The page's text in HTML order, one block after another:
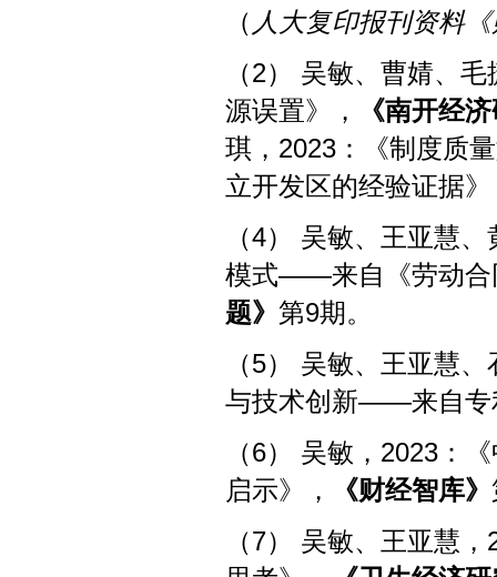
（ 人大复印报刊资料
（2） 吴敏、曹婧、
源误置》，
《南开经
琪，2023：《制度质
立开发区的经验证据》
（4） 吴敏、王亚慧
模式——来自《劳动合
题》 第9期。
（5） 吴敏、王亚慧
与技术创新——来自专
（6） 吴敏，2023：
启示》，
《财经智库》
（7） 吴敏、王亚慧